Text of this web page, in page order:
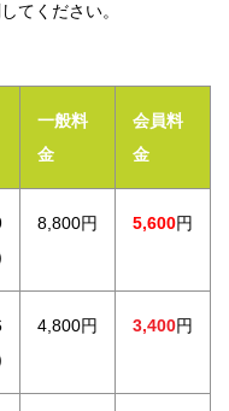
てください。
一般料
金
会員料
金
8,800円 5,600円
4,800円 3,400円